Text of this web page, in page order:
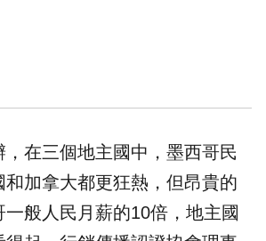
在三個地主國中，墨西哥民
和加拿大都更狂熱，但昂貴的
般人民月薪的10倍，地主國